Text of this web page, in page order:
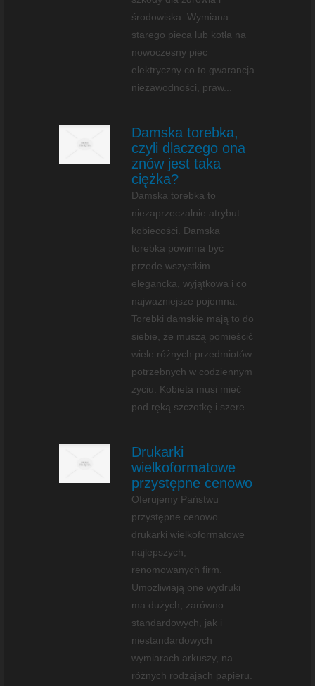
środowiska. Wymiana
starego pieca lub kotła na
nowoczesny piec
elektryczny co to gwarancja
niezawodności, praw...
Damska torebka,
czyli dlaczego ona
znów jest taka
ciężka?
Damska torebka to
niezaprzeczalnie atrybut
kobiecości. Damska
torebka powinna być
przede wszystkim
elegancka, wyjątkowa i co
najważniejsze pojemna.
Torebki damskie mają to do
siebie, że muszą pomieścić
wiele różnych przedmiotów
potrzebnych w codziennym
życiu. Kobieta musi mieć
pod ręką szczotkę i szere...
Drukarki
wielkoformatowe
przystępne cenowo
Oferujemy Państwu
przystępne cenowo
drukarki wielkoformatowe
najlepszych,
renomowanych firm.
Umożliwiają one wydruki
ma dużych, zarówno
standardowych, jak i
niestandardowych
wymiarach arkuszy, na
różnych rodzajach papieru.